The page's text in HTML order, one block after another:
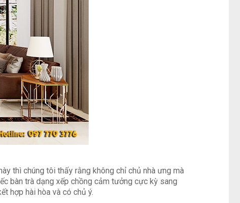
thì chúng tôi thấy rằng không chỉ chủ nhà ưng mà
bàn trà dạng xếp chồng cảm tưởng cực kỳ sang
hợp hài hòa và có chủ ý.